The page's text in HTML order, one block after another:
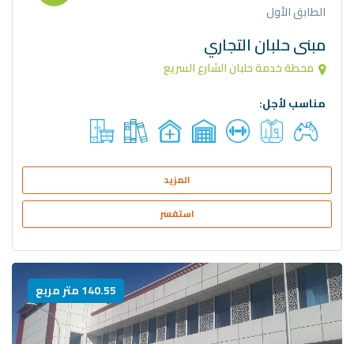
الطابق الأول
مبنى حلبان التجاري
محطة خدمة حلبان الشارع السريع
مناسب لأجل:
المزيد
استفسر
140.55 متر مربع